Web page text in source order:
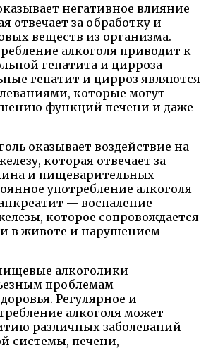
негативное влияние
отвечает за обработку и
веществ из организма.
алкоголя приводит к
гепатита и цирроза
гепатит и цирроз являются
которые могут
функций печени и даже
оказывает воздействие на
которая отвечает за
и пищеварительных
употребление алкоголя
— воспаление
которое сопровождается
в животе и нарушением
алкоголики
проблемам
Регулярное и
алкоголя может
различных заболеваний
системы, печени,